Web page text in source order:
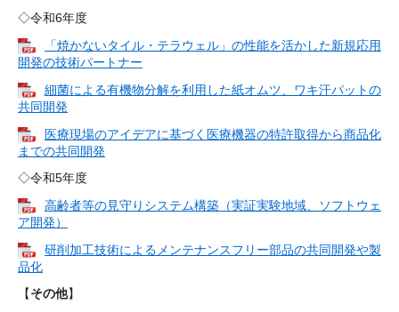
◇令和6年度​
「焼かないタイル・テラウェル」の性能を活かした新規応用
開発の技術パートナー
細菌による有機物分解を利用した紙オムツ、ワキ汗パットの
共同開発
医療現場のアイデアに基づく医療機器の特許取得から商品化
までの共同開発
◇令和5年度​
高齢者等の見守りシステム構築（実証実験地域、ソフトウェ
ア開発）
研削加工技術によるメンテナンスフリー部品の共同開発や製
品化
【その他】